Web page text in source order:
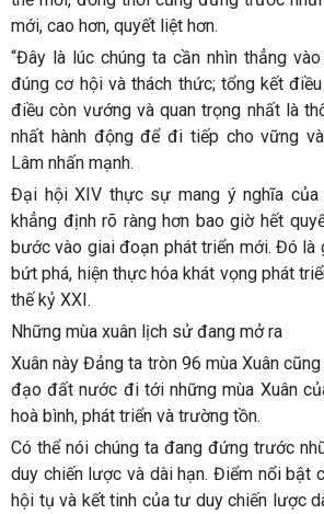
mới, cao hơn, quyết liệt hơn.
“Đây là lúc chúng ta cần nhìn thẳng
đúng cơ hội và thách thức; tổng kết
điều còn vướng và quan trọng nhất là
nhất hành động để đi tiếp cho vững
Lâm nhấn mạnh.
Đại hội XIV thực sự mang ý nghĩa
khẳng định rõ ràng hơn bao giờ hết
bước vào giai đoạn phát triển mới. Đó là
bứt phá, hiện thực hóa khát vọng phát
thế kỷ XXI.
Những mùa xuân lịch sử đang mở ra
Xuân này Đảng ta tròn 96 mùa Xuân
đạo đất nước đi tới những mùa Xuân
hoà bình, phát triển và trường tồn.
Có thể nói chúng ta đang đứng trước
duy chiến lược và dài hạn. Điểm nổi bật
hội tụ và kết tinh của tư duy chiến lược